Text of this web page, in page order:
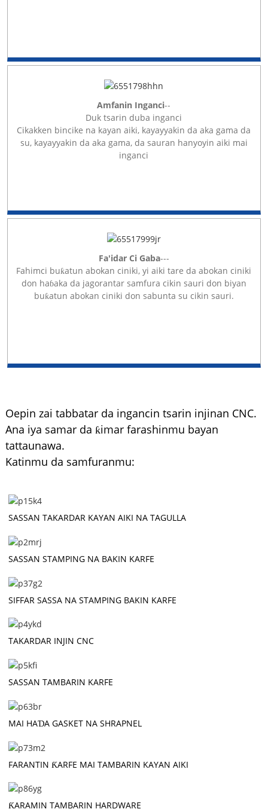
Amfanin Inganci--
Duk tsarin duba inganci
Cikakken bincike na kayan aiki, kayayyakin da aka gama da
su, kayayyakin da aka gama, da sauran hanyoyin aiki mai
inganci
Fa'idar Ci Gaba---
Fahimci buƙatun abokan ciniki, yi aiki tare da abokan ciniki
don haɓaka da jagorantar samfura cikin sauri don biyan
buƙatun abokan ciniki don sabunta su cikin sauri.
Oepin zai tabbatar da ingancin tsarin injinan CNC.
Ana iya samar da ƙimar farashinmu bayan
tattaunawa.
Katinmu da samfuranmu:
SASSAN TAKARDAR KAYAN AIKI NA TAGULLA
SASSAN STAMPING NA BAKIN KARFE
SIFFAR SASSA NA STAMPING BAKIN KARFE
TAKARDAR INJIN CNC
SASSAN TAMBARIN KARFE
MAI HAƊA GASKET NA SHRAPNEL
FARANTIN ƘARFE MAI TAMBARIN KAYAN AIKI
ƘARAMIN TAMBARIN HARDWARE